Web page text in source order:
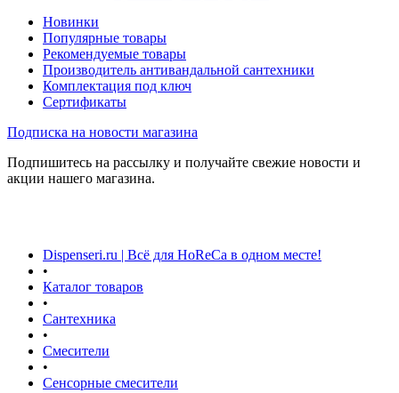
Новинки
Популярные товары
Рекомендуемые товары
Производитель антивандальной сантехники
Комплектация под ключ
Сертификаты
Подписка на новости магазина
Подпишитесь на рассылку и получайте свежие новости и
акции нашего магазина.
Dispenseri.ru | Всё для HoReCa в одном месте!
•
Каталог товаров
•
Сантехника
•
Смесители
•
Сенсорные смесители